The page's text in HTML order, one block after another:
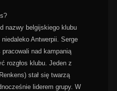
nazwy belgijskiego klubu
Antwerpii. Serge
nad kampanią
rozgłos klubu. Jeden z
stał się twarzą
liderem grupy. W